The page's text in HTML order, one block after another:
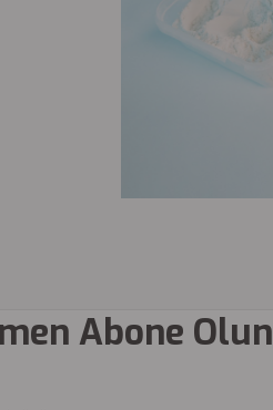
Abone Olun